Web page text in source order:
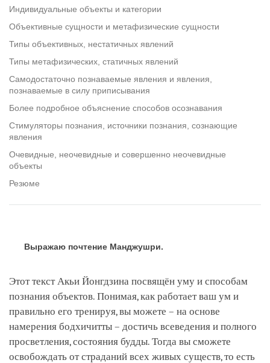
Индивидуальные объекты и категории
Объективные сущности и метафизические сущности
Типы объективных, нестатичных явлений
Типы метафизических, статичных явлений
Самодостаточно познаваемые явления и явления,
познаваемые в силу приписывания
Более подробное объяснение способов осознавания
Стимуляторы познания, источники познания, сознающие
явления
Очевидные, неочевидные и совершенно неочевидные
объекты
Резюме
Выражаю почтение Манджушри.
Этот текст Акьи Йонгдзина посвящён уму и способам
познания объектов. Понимая, как работает ваш ум и
правильно его тренируя, вы можете – на основе
намерения бодхичитты – достичь всеведения и полного
просветления, состояния будды. Тогда вы сможете
освобождать от страданий всех живых существ, то есть